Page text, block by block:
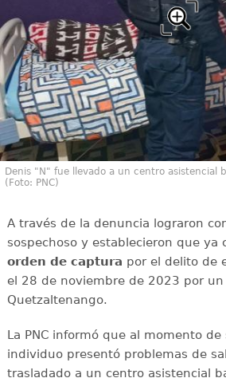
Denis "N" fue llevado a un centro asistencial
(Foto: PNC)
A través de la denuncia lograron
sospechoso y establecieron que ya
orden de captura por el delito de
el 28 de noviembre de 2023 por
Quetzaltenango.
La PNC informó que al momento
individuo presentó problemas de
trasladado a un centro asistencial